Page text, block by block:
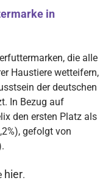
in
die alle
Haustiere wetteifern,
der deutschen
In Bezug auf
den ersten Platz als
gefolgt von
hier.